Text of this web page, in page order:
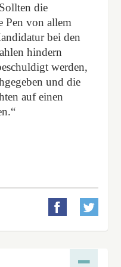
die
Pen von allem
bei den
hindern
werden,
und die
auf einen
 